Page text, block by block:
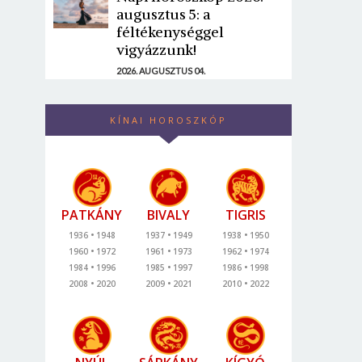
augusztus 5: a
féltékenységgel
vigyázzunk!
2026. AUGUSZTUS 04.
KÍNAI HOROSZKÓP
PATKÁNY
1936
1948
1960
1972
1984
1996
2008
2020
BIVALY
1937
1949
1961
1973
1985
1997
2009
2021
TIGRIS
1938
1950
1962
1974
1986
1998
2010
2022